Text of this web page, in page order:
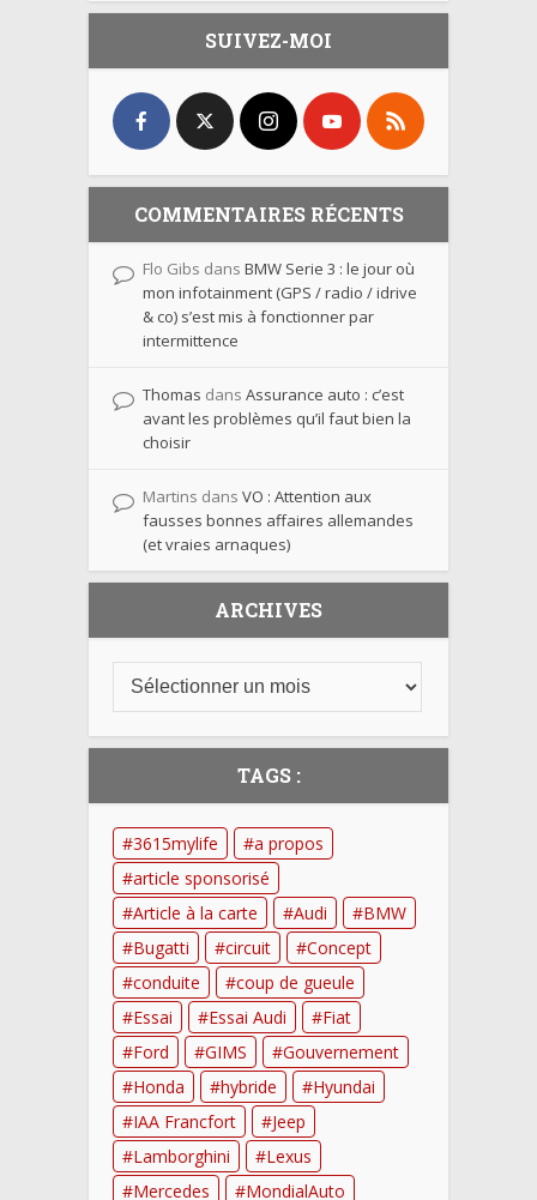
SUIVEZ-MOI
COMMENTAIRES RÉCENTS
Flo Gibs dans BMW Serie 3 : le jour où
mon infotainment (GPS / radio / idrive
& co) s’est mis à fonctionner par
intermittence
Thomas dans Assurance auto : c’est
avant les problèmes qu’il faut bien la
choisir
Martins dans VO : Attention aux
fausses bonnes affaires allemandes
(et vraies arnaques)
ARCHIVES
TAGS :
3615mylife
a propos
article sponsorisé
Article à la carte
Audi
BMW
Bugatti
circuit
Concept
conduite
coup de gueule
Essai
Essai Audi
Fiat
Ford
GIMS
Gouvernement
Honda
hybride
Hyundai
IAA Francfort
Jeep
Lamborghini
Lexus
Mercedes
MondialAuto